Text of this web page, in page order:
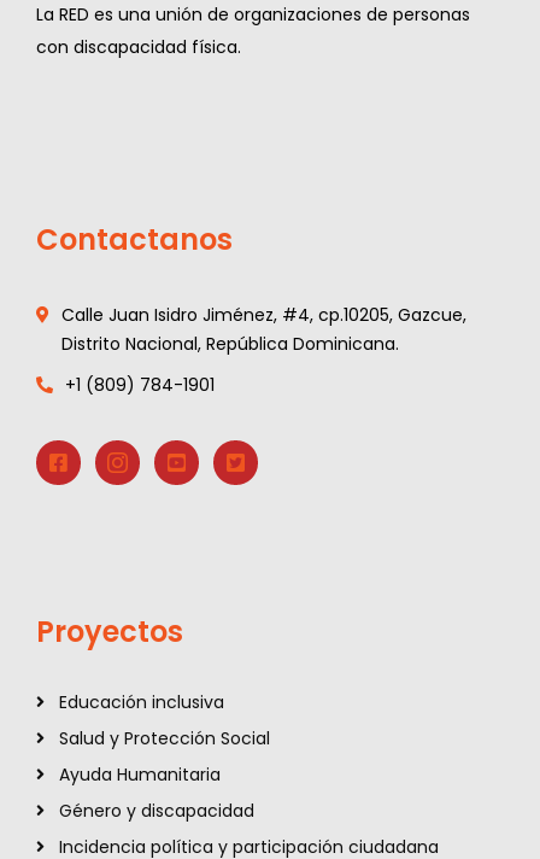
La RED es una unión de organizaciones de personas
con discapacidad física.
Contactanos
Calle Juan Isidro Jiménez, #4, cp.10205, Gazcue,
Distrito Nacional, República Dominicana.
+1 (809) 784-1901
Proyectos
Educación inclusiva
Salud y Protección Social
Ayuda Humanitaria
Género y discapacidad
Incidencia política y participación ciudadana